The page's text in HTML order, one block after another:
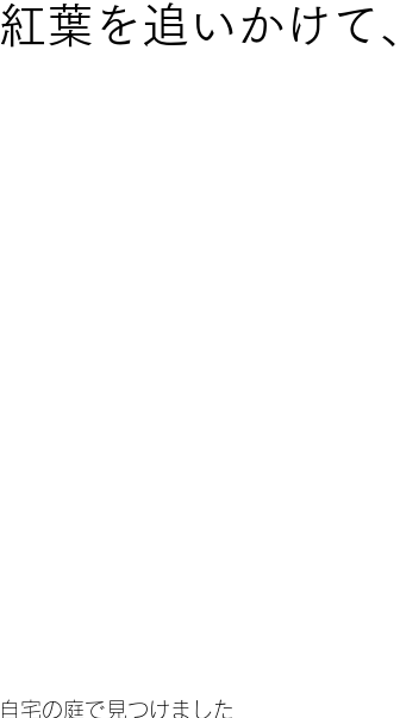
紅葉を追いかけて
自宅の庭で見つけました